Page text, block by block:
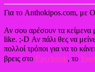
Για το Anthokipos.com, με
Αν σου αρέσουν τα κείμενα
like. ;-D Αν πάλι θες να
πολλοί τρόποι για να το
βρεις στο Facebook, το